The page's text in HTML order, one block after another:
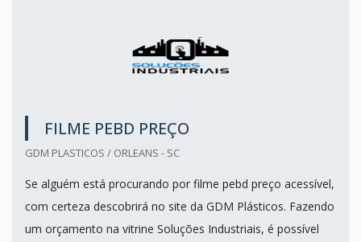
FILME PEBD PREÇO
GDM PLASTICOS / ORLEANS - SC
Se alguém está procurando por filme pebd preço acessível,
com certeza descobrirá no site da GDM Plásticos. Fazendo
um orçamento na vitrine Soluções Industriais, é possível